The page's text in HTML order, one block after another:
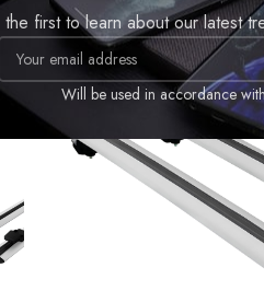
first to learn about our latest
Will be used in accordance
-18%